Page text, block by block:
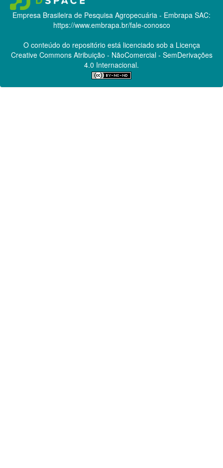
Empresa Brasileira de Pesquisa Agropecuária - Embrapa SAC:
https://www.embrapa.br/fale-conosco
O conteúdo do repositório está licenciado sob a Licença
Creative CommonsAtribuição - NãoComercial - SemDerivações
4.0 Internacional.